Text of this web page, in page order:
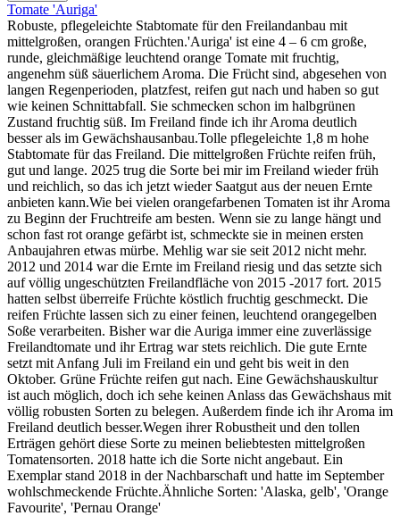
Tomate 'Auriga'
Robuste, pflegeleichte Stabtomate für den Freilandanbau mit
mittelgroßen, orangen Früchten.'Auriga' ist eine 4 – 6 cm große,
runde, gleichmäßige leuchtend orange Tomate mit fruchtig,
angenehm süß säuerlichem Aroma. Die Frücht sind, abgesehen von
langen Regenperioden, platzfest, reifen gut nach und haben so gut
wie keinen Schnittabfall. Sie schmecken schon im halbgrünen
Zustand fruchtig süß. Im Freiland finde ich ihr Aroma deutlich
besser als im Gewächshausanbau.Tolle pflegeleichte 1,8 m hohe
Stabtomate für das Freiland. Die mittelgroßen Früchte reifen früh,
gut und lange. 2025 trug die Sorte bei mir im Freiland wieder früh
und reichlich, so das ich jetzt wieder Saatgut aus der neuen Ernte
anbieten kann.Wie bei vielen orange­farbenen Tomaten ist ihr Aroma
zu Beginn der Fruchtreife am besten. Wenn sie zu lange hängt und
schon fast rot orange gefärbt ist, schmeckte sie in meinen ersten
Anbaujahren etwas mürbe. Mehlig war sie seit 2012 nicht mehr.
2012 und 2014 war die Ernte im Freiland riesig und das setzte sich
auf völlig ungeschützten Freilandfläche von 2015 -2017 fort. 2015
hatten selbst überreife Früchte köstlich fruchtig geschmeckt. Die
reifen Früchte lassen sich zu einer feinen, leuchtend orangegelben
Soße verarbeiten. Bisher war die Auriga immer eine zuverlässige
Freilandtomate und ihr Ertrag war stets reichlich. Die gute Ernte
setzt mit Anfang Juli im Freiland ein und geht bis weit in den
Oktober. Grüne Früchte reifen gut nach. Eine Gewächshauskultur
ist auch möglich, doch ich sehe keinen Anlass das Gewächshaus mit
völlig robusten Sorten zu belegen. Außerdem finde ich ihr Aroma im
Freiland deutlich besser.Wegen ihrer Robustheit und den tollen
Erträgen gehört diese Sorte zu meinen beliebtesten mittelgroßen
Tomatensorten. 2018 hatte ich die Sorte nicht angebaut. Ein
Exemplar stand 2018 in der Nachbarschaft und hatte im September
wohlschmeckende Früchte.Ähnliche Sorten: 'Alaska, gelb', 'Orange
Favourite', 'Pernau Orange'